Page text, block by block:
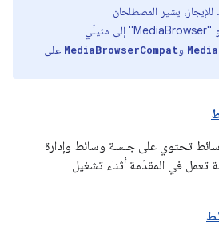
في واجهة برمجة التطبيقات 21. للإيجاز، يشير المصطلحان
وMediaBrowserCompat على
تحتوي على جلسة وسائط وإدارة
تعمل في المقدّمة أثناء تشغيل